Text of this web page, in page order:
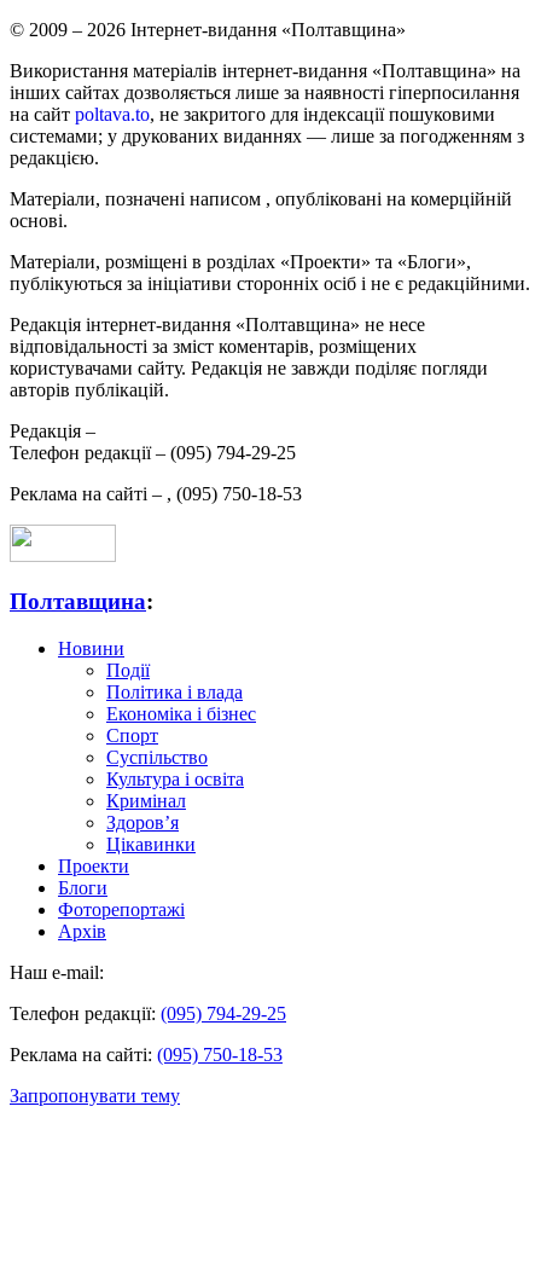
© 2009 – 2026 Інтернет-видання «Полтавщина»
Використання матеріалів інтернет-видання «Полтавщина» на
інших сайтах дозволяється лише за наявності гіперпосилання
на сайт poltava.to, не закритого для індексації пошуковими
системами; у друкованих виданнях — лише за погодженням з
редакцією.
Матеріали, позначені написом , опубліковані на комерційній
основі.
Матеріали, розміщені в розділах «Проекти» та «Блоги»,
публікуються за ініціативи сторонніх осіб і не є редакційними.
Редакція інтернет-видання «Полтавщина» не несе
відповідальності за зміст коментарів, розміщених
користувачами сайту. Редакція не завжди поділяє погляди
авторів публікацій.
Редакція –
Телефон редакції – (095) 794-29-25
Реклама на сайті – , (095) 750-18-53
Полтавщина:
Новини
Події
Політика і влада
Економіка і бізнес
Спорт
Суспільство
Культура і освіта
Кримінал
Здоров’я
Цікавинки
Проекти
Блоги
Фоторепортажі
Архів
Наш e-mail:
Телефон редакції: (095) 794-29-25
Реклама на сайті: (095) 750-18-53
Запропонувати тему